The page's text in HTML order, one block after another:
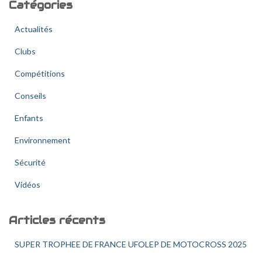
rCatégories
Actualités
Clubs
Compétitions
Conseils
Enfants
Environnement
Sécurité
Vidéos
Articles récents
SUPER TROPHEE DE FRANCE UFOLEP DE MOTOCROSS 2025